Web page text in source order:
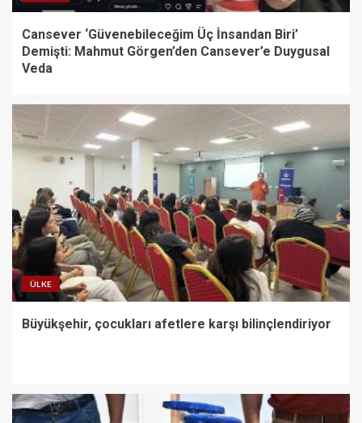
Cansever ‘Güvenebileceğim Üç İnsandan Biri’
Demişti: Mahmut Görgen’den Cansever’e Duygusal
Veda
ÜLKE
Büyükşehir, çocukları afetlere karşı bilinçlendiriyor